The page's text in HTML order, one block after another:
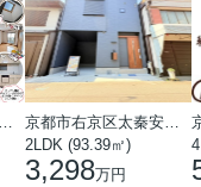
2LDK (93.39㎡)
3,298万円